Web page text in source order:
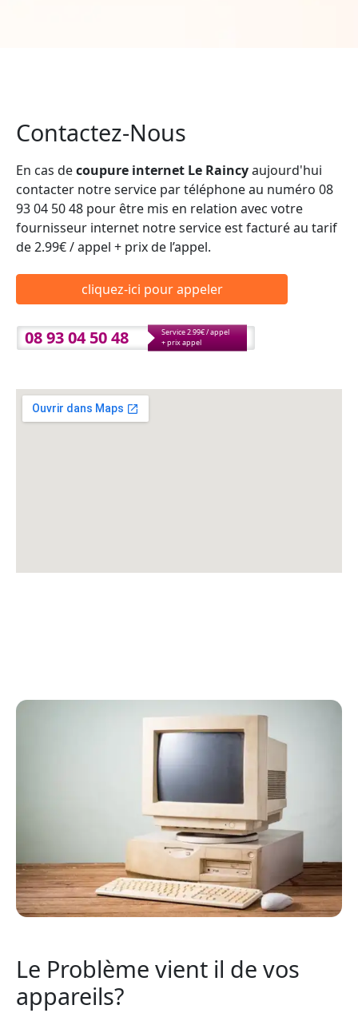
Contactez-Nous
En cas decoupure internet Le Raincyaujourd'hui
contacter notre service par téléphone au numéro 08
93 04 50 48 pour être mis en relation avec votre
fournisseur internet notre service est facturé au tarif
de 2.99€ / appel + prix de l’appel.
cliquez-ici pour appeler
08 93 04 50 48
Service 2.99€ / appel
+ prix appel
Le Problème vient il de vos
appareils?